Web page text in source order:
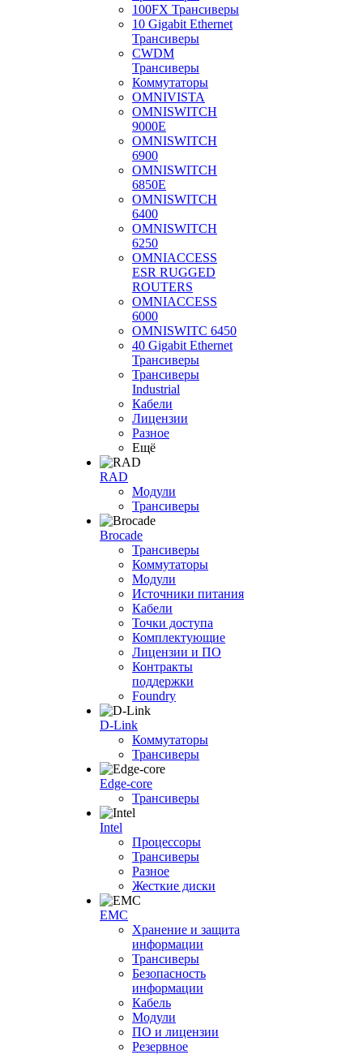
100FX Трансиверы
10 Gigabit Ethernet
Трансиверы
CWDM
Трансиверы
Коммутаторы
OMNIVISTA
OMNISWITCH
9000E
OMNISWITCH
6900
OMNISWITCH
6850E
OMNISWITCH
6400
OMNISWITCH
6250
OMNIACCESS
ESR RUGGED
ROUTERS
OMNIACCESS
6000
OMNISWITC 6450
40 Gigabit Ethernet
Трансиверы
Трансиверы
Industrial
Кабели
Лицензии
Разное
Ещё
RAD
Модули
Трансиверы
Brocade
Трансиверы
Коммутаторы
Модули
Источники питания
Кабели
Точки доступа
Комплектующие
Лицензии и ПО
Контракты
поддержки
Foundry
D-Link
Коммутаторы
Трансиверы
Edge-core
Трансиверы
Intel
Процессоры
Трансиверы
Разное
Жесткие диски
EMC
Хранение и защита
информации
Трансиверы
Безопасность
информации
Кабель
Модули
ПО и лицензии
Резервное